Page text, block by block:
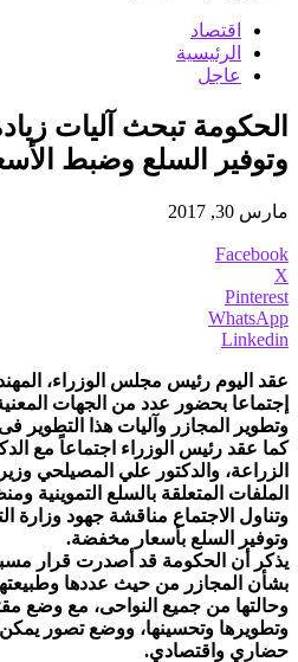
اقتصاد
الرئيسية
عاجل
الحكومة تبحث آليات
وتوفير السلع وضبط
مارس 30, 2017
Facebook
X
Pinterest
WhatsApp
Linkedin
عقد اليوم رئيس مجلس الوزراء،
إجتماعا بحضور عدد من الجهات المعنية
وتطوير المجازر وآليات هذا
كما عقد رئيس الوزراء اجتماعاً مع
الزراعة، والدكتور علي المصيلحي
الملفات المتعلقة بالسلع التموينية
وتناول الاجتماع مناقشة جهود وزارة
وتوفير السلع بأسعار مخفضة.
يذكر أن الحكومة قد أصدرت قرار
بشأن المجازر من حيث عددها وطبيعتها
وحالتها من جميع النواحى، مع وضع
وتطويرها وتحسينها، ووضع تصور
حضاري واقتصادي.